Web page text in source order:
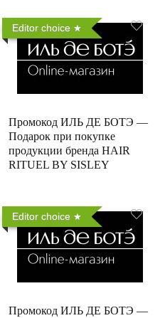
Editor choice
Промокод ИЛЬ ДЕ БОТЭ —
Подарок при покупке
продукции бренда HAIR
RITUEL BY SISLEY
Editor choice
Промокод ИЛЬ ДЕ БОТЭ —